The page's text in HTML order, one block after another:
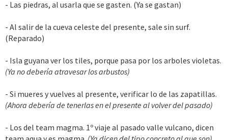
- Las piedras, al usarla que se gasten. (Ya se gastan)
- Al salir de la cueva celeste del presente, sale sin surf.
(Reparado)
- Isla guyana ver los tiles, porque pasa por los arboles violetas.
(Ya no debería atravesar los arbustos)
- Si mueres y vuelves al presente, verificar lo de las zapatillas.
(Ahora debería de tenerlas en el presente al volver del pasado)
- Los del team magma. 1º viaje al pasado valle vulcano, dicen